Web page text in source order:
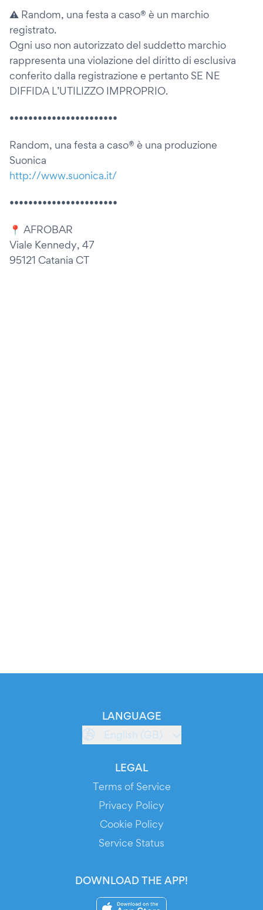
⚠️ Random, una festa a caso® è un marchio
registrato.
Ogni uso non autorizzato del suddetto marchio
rappresenta una violazione del diritto di esclusiva
conferito dalla registrazione e pertanto SE NE
DIFFIDA L’UTILIZZO IMPROPRIO.
•••••••••••••••••••••••
Random, una festa a caso® è una produzione
Suonica
http://www.suonica.it/
•••••••••••••••••••••••
📍 AFROBAR
Viale Kennedy, 47
95121 Catania CT
LANGUAGE
English (GB)
LEGAL
Terms of Service
Privacy Policy
Cookie Policy
Service Status
DOWNLOAD THE APP!